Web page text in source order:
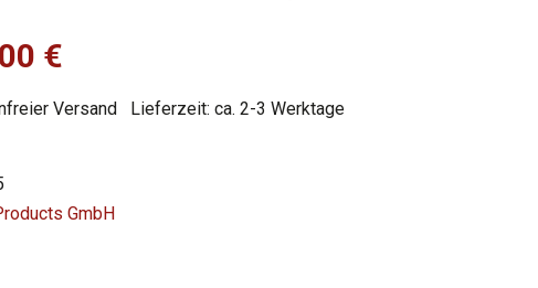
€
€
ist:
Versand Lieferzeit: ca. 2-3 Werktage
GmbH